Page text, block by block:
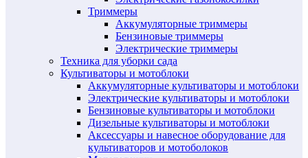
Триммеры
Аккумуляторные триммеры
Бензиновые триммеры
Электрические триммеры
Техника для уборки сада
Культиваторы и мотоблоки
Аккумуляторные культиваторы и мотоблоки
Электрические культиваторы и мотоблоки
Бензиновые культиваторы и мотоблоки
Дизельные культиваторы и мотоблоки
Аксессуары и навесное оборудование для
культиваторов и мотоболоков